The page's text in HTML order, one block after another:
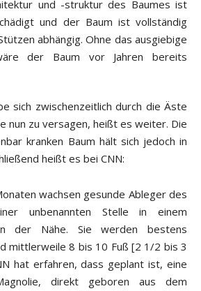
und -struktur des Baumes ist
und der Baum ist vollständig
abhängig. Ohne das ausgiebige
der Baum vor Jahren bereits
sich zwischenzeitlich durch die Äste
nun zu versagen, heißt es weiter. Die
kranken Baum hält sich jedoch in
heißt es bei CNN:
wachsen gesunde Ableger des
unbenannten Stelle in einem
in der Nähe. Sie werden bestens
mittlerweile 8 bis 10 Fuß [2 1/2 bis 3
hat erfahren, dass geplant ist, eine
direkt geboren aus dem